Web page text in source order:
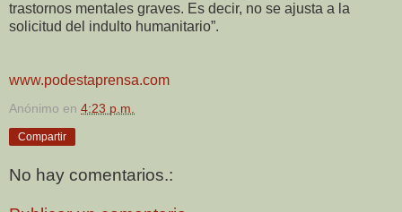
trastornos mentales graves. Es decir, no se ajusta a la
solicitud del indulto humanitario”.
www.podestaprensa.com
Anónimo en 4:23 p.m.
Compartir
No hay comentarios.: